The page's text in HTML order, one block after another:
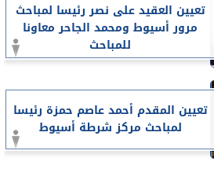
تعيين العقيد على نصر رئيسا لمباحث
مرور أسيوط ومحمد الجاحر معاونا
للمباحث
تعيين المقدم أحمد عاصم حمزة رئيسا
لمباحث مركز شرطة أسيوط